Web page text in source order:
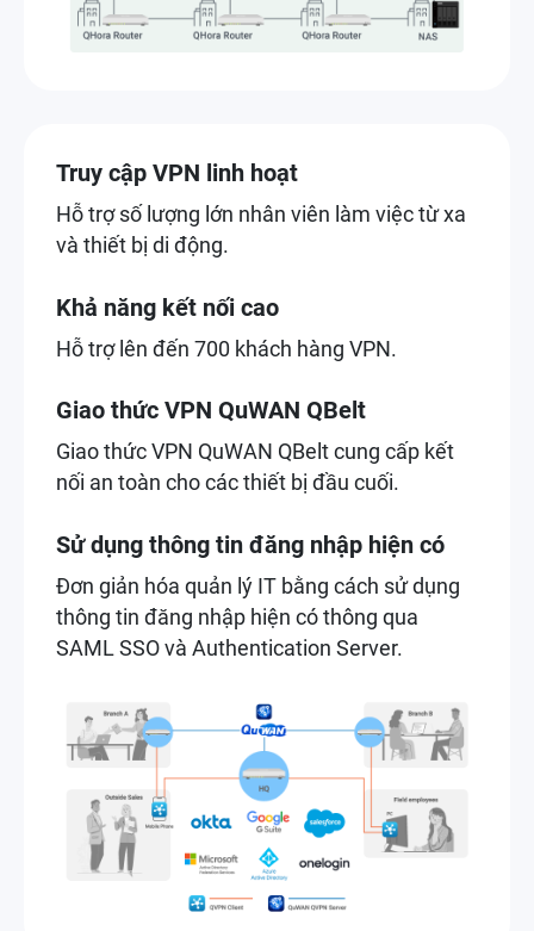
Truy cập VPN linh hoạt
Hỗ trợ số lượng lớn nhân viên làm việc từ xa
và thiết bị di động.
Khả năng kết nối cao
Hỗ trợ lên đến 700 khách hàng VPN.
Giao thức VPN QuWAN QBelt
Giao thức VPN QuWAN QBelt cung cấp kết
nối an toàn cho các thiết bị đầu cuối.
Sử dụng thông tin đăng nhập hiện có
Đơn giản hóa quản lý IT bằng cách sử dụng
thông tin đăng nhập hiện có thông qua
SAML SSO và Authentication Server.